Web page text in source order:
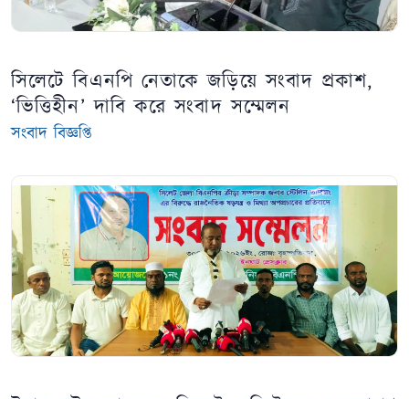
সিলেটে বিএনপি নেতাকে জড়িয়ে সংবাদ প্রকাশ,
‘ভিত্তিহীন’ দাবি করে সংবাদ সম্মেলন
সংবাদ বিজ্ঞপ্তি